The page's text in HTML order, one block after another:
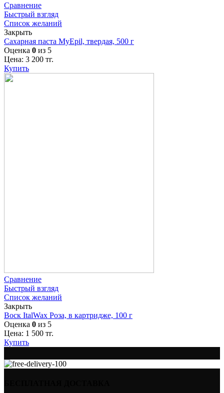
Сравнение
Быстрый взгляд
Список желаний
Закрыть
Сахарная паста MyEpil, твердая, 500 г
Оценка 0 из 5
Цена: 3 200 тг.
Купить
Сравнение
Быстрый взгляд
Список желаний
Закрыть
Воск ItalWax Роза, в картридже, 100 г
Оценка 0 из 5
Цена: 1 500 тг.
Купить